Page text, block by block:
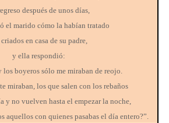
después de unos días,
el marido cómo la habían tratado
en casa de su padre,
y ella respondió:
los boyeros sólo me miraban de reojo.
miraban, los que salen con los rebaños
y no vuelven hasta el empezar la noche,
aquellos con quienes pasabas el día entero?”.